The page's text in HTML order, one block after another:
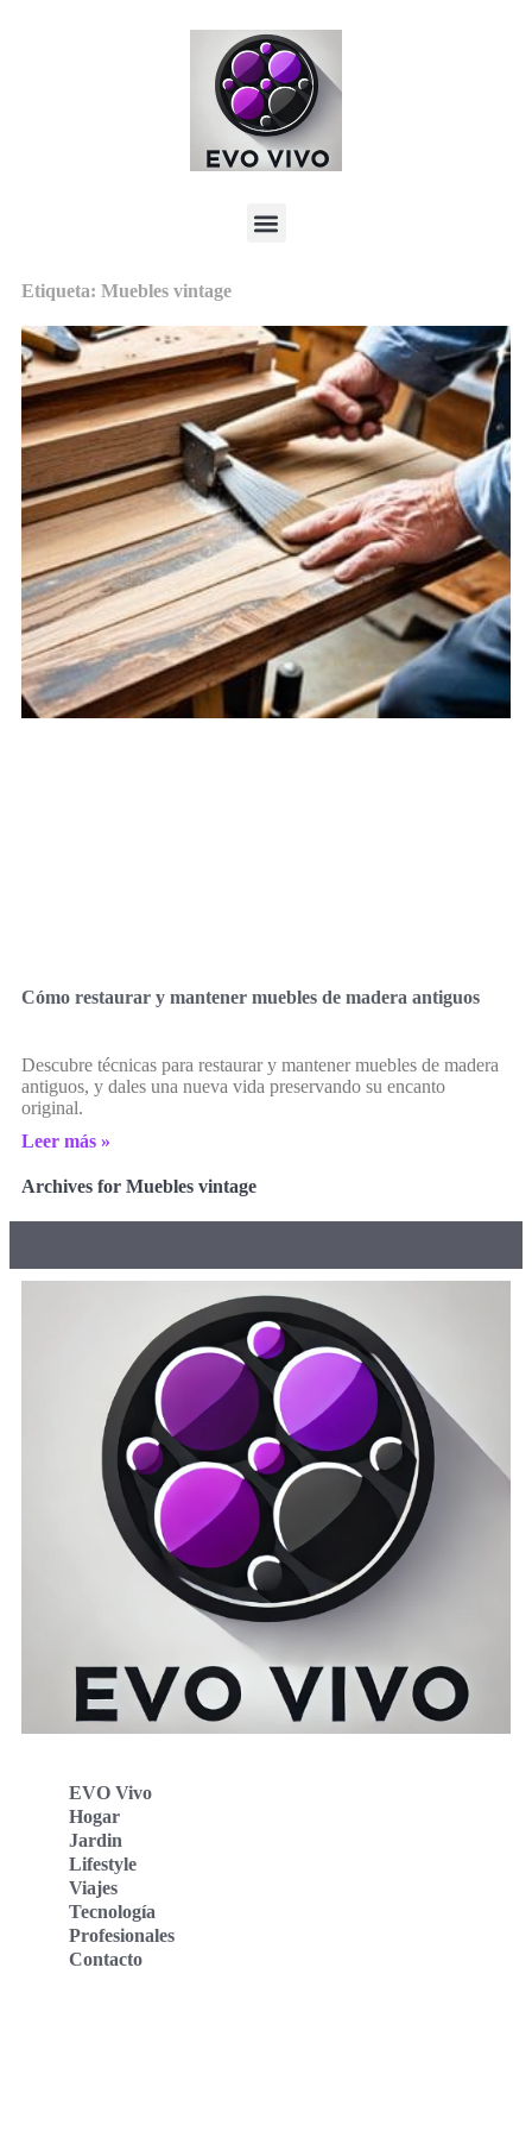
Etiqueta: Muebles vintage
Cómo restaurar y mantener muebles de madera antiguos
Descubre técnicas para restaurar y mantener muebles de madera
antiguos, y dales una nueva vida preservando su encanto
original.
Leer más »
Archives for Muebles vintage
EVO Vivo
Hogar
Jardin
Lifestyle
Viajes
Tecnología
Profesionales
Contacto